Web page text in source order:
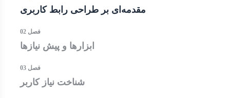
مقدمه‌ای بر طراحی رابط کاربری
فصل 02
ابزارها و پیش نیازها
فصل 03
شناخت نیاز کاربر